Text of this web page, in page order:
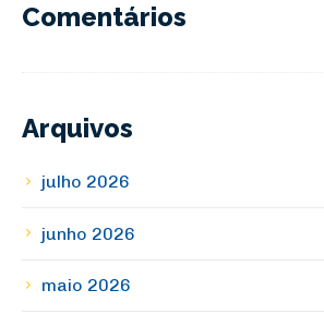
Comentários
Arquivos
julho 2026
junho 2026
maio 2026